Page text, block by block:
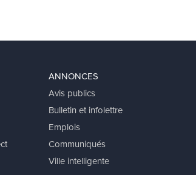
ANNONCES
Avis publics
Bulletin et infolettre
Emplois
Communiqués
Ville intelligente